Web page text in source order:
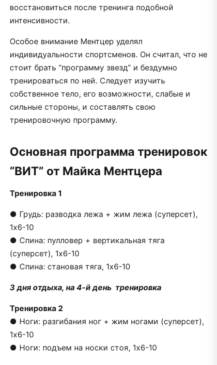
восстановиться после тренинга подобной
интенсивности.
Особое внимание Ментцер уделял
индивидуальности спортсменов. Он считал, что не
стоит брать “программу звезд” и бездумно
тренироваться по ней. Следует изучить
собственное тело, его возможности, слабые и
сильные стороны, и составлять свою
тренировочную программу.
Основная программа тренировок
“ВИТ” от Майка Ментцера
Тренировка 1
● Грудь: разводка лежа + жим лежа (суперсет),
1х6-10
● Спина: пулловер + вертикальная тяга
(суперсет), 1х6-10
● Спина: становая тяга, 1х6-10
3 дня отдыха, на 4-й день тренировка
Тренировка 2
● Ноги: разгибания ног + жим ногами (суперсет),
1х6-10
● Ноги: подъем на носки стоя, 1х6-10